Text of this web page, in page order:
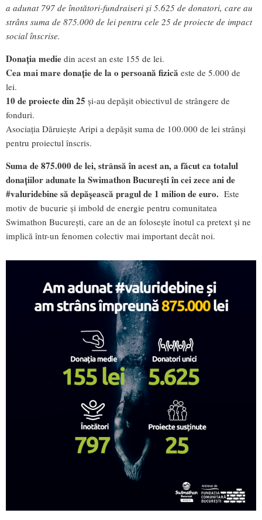
a adunat 797 de înotători-fundraiseri și 5.625 de donatori, care au
strâns suma de 875.000 de lei pentru cele 25 de proiecte de impact
social înscrise.
Donația medie din acest an este 155 de lei.
Cea mai mare donație de la o persoană fizică este de 5.000 de
lei.
10 de proiecte din 25 și-au depășit obiectivul de strângere de
fonduri.
Asociația Dăruiește Aripi a depășit suma de 100.000 de lei strânși
pentru proiectul înscris.
Suma de 875.000 de lei, strânsă în acest an, a făcut ca totalul
donațiiloradunate la Swimathon București în cei zece ani de
#valuridebine să depășească pragul de 1 milion de euro. Este
motiv de bucurie și imbold de energie pentru comunitatea
Swimathon București, care an de an folosește înotul ca pretext și ne
implică într-un fenomen colectiv mai important decât noi.